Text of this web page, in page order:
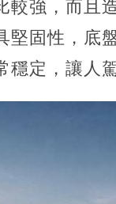
較強，而且
固性，底
定，讓人